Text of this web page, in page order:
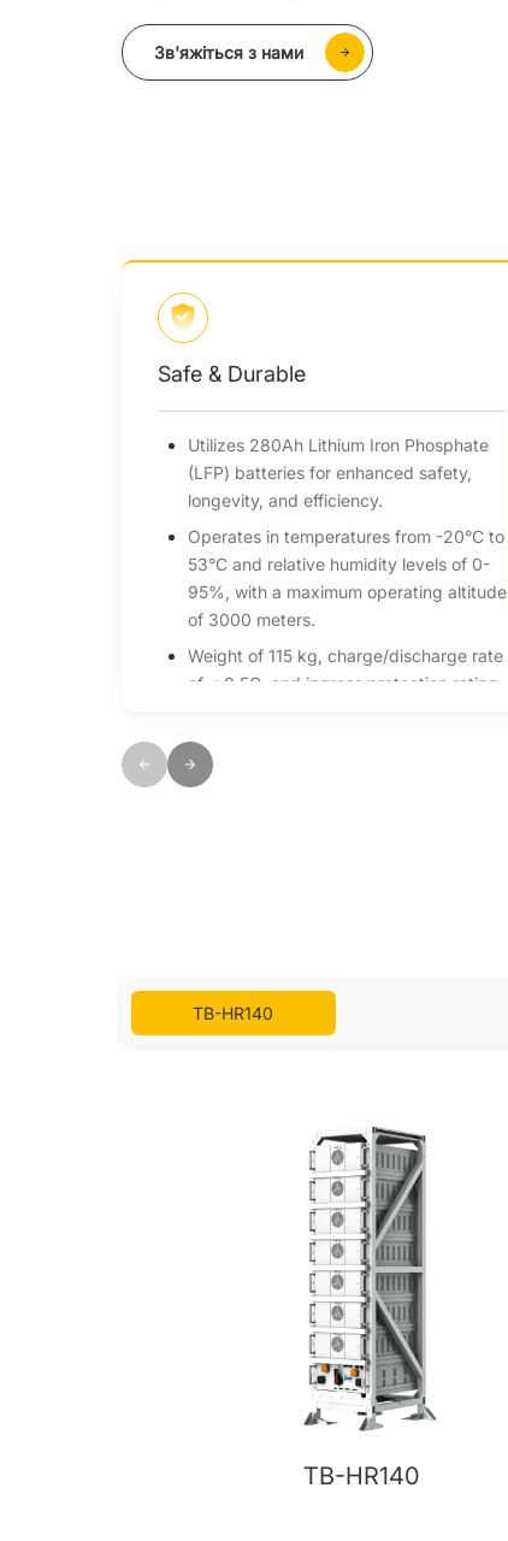
Зв'яжіться з нами
Safe & Durable
Utilizes 280Ah Lithium Iron Phosphate
(LFP) batteries for enhanced safety,
longevity, and efficiency.
Operates in temperatures from -20°C to
53°C and relative humidity levels of 0-
95%, with a maximum operating altitude
of 3000 meters.
Weight of 115 kg, charge/discharge rate
of ≤ 0.5C, and ingress protection rating
performance.
TB-HR140
TB-HR140